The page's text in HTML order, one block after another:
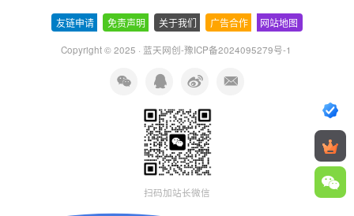
友链申请 免责声明 关于我们 广告合作 网站地图
Copyright © 2025 · 蓝天网创-豫ICP备2024095279号-1
扫码加站长微信